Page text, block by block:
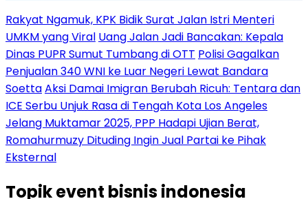
Rakyat Ngamuk, KPK Bidik Surat Jalan Istri Menteri
UMKM yang Viral Uang Jalan Jadi Bancakan: Kepala
Dinas PUPR Sumut Tumbang di OTT Polisi Gagalkan
Penjualan 340 WNI ke Luar Negeri Lewat Bandara
SoettaAksi Damai Imigran Berubah Ricuh: Tentara dan
ICE Serbu Unjuk Rasa di Tengah Kota Los Angeles
Jelang Muktamar 2025, PPP Hadapi Ujian Berat,
Romahurmuzy Dituding Ingin Jual Partai ke Pihak
Eksternal
Topikevent bisnis indonesia